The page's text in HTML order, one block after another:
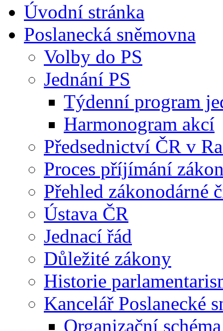
Úvodní stránka
Poslanecká sněmovna
Volby do PS
Jednání PS
Týdenní program
Harmonogram akcí
Předsednictví ČR v
Proces příjímání
Přehled zákonodárné
Ústava ČR
Jednací řád
Důležité zákony
Historie
Kancelář Poslanecké
Organizační schéma